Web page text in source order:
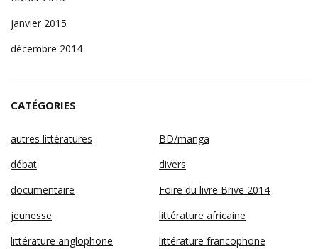
janvier 2015
décembre 2014
CATÉGORIES
autres littératures
BD/manga
débat
divers
documentaire
Foire du livre Brive 2014
jeunesse
littérature africaine
littérature anglophone
littérature francophone